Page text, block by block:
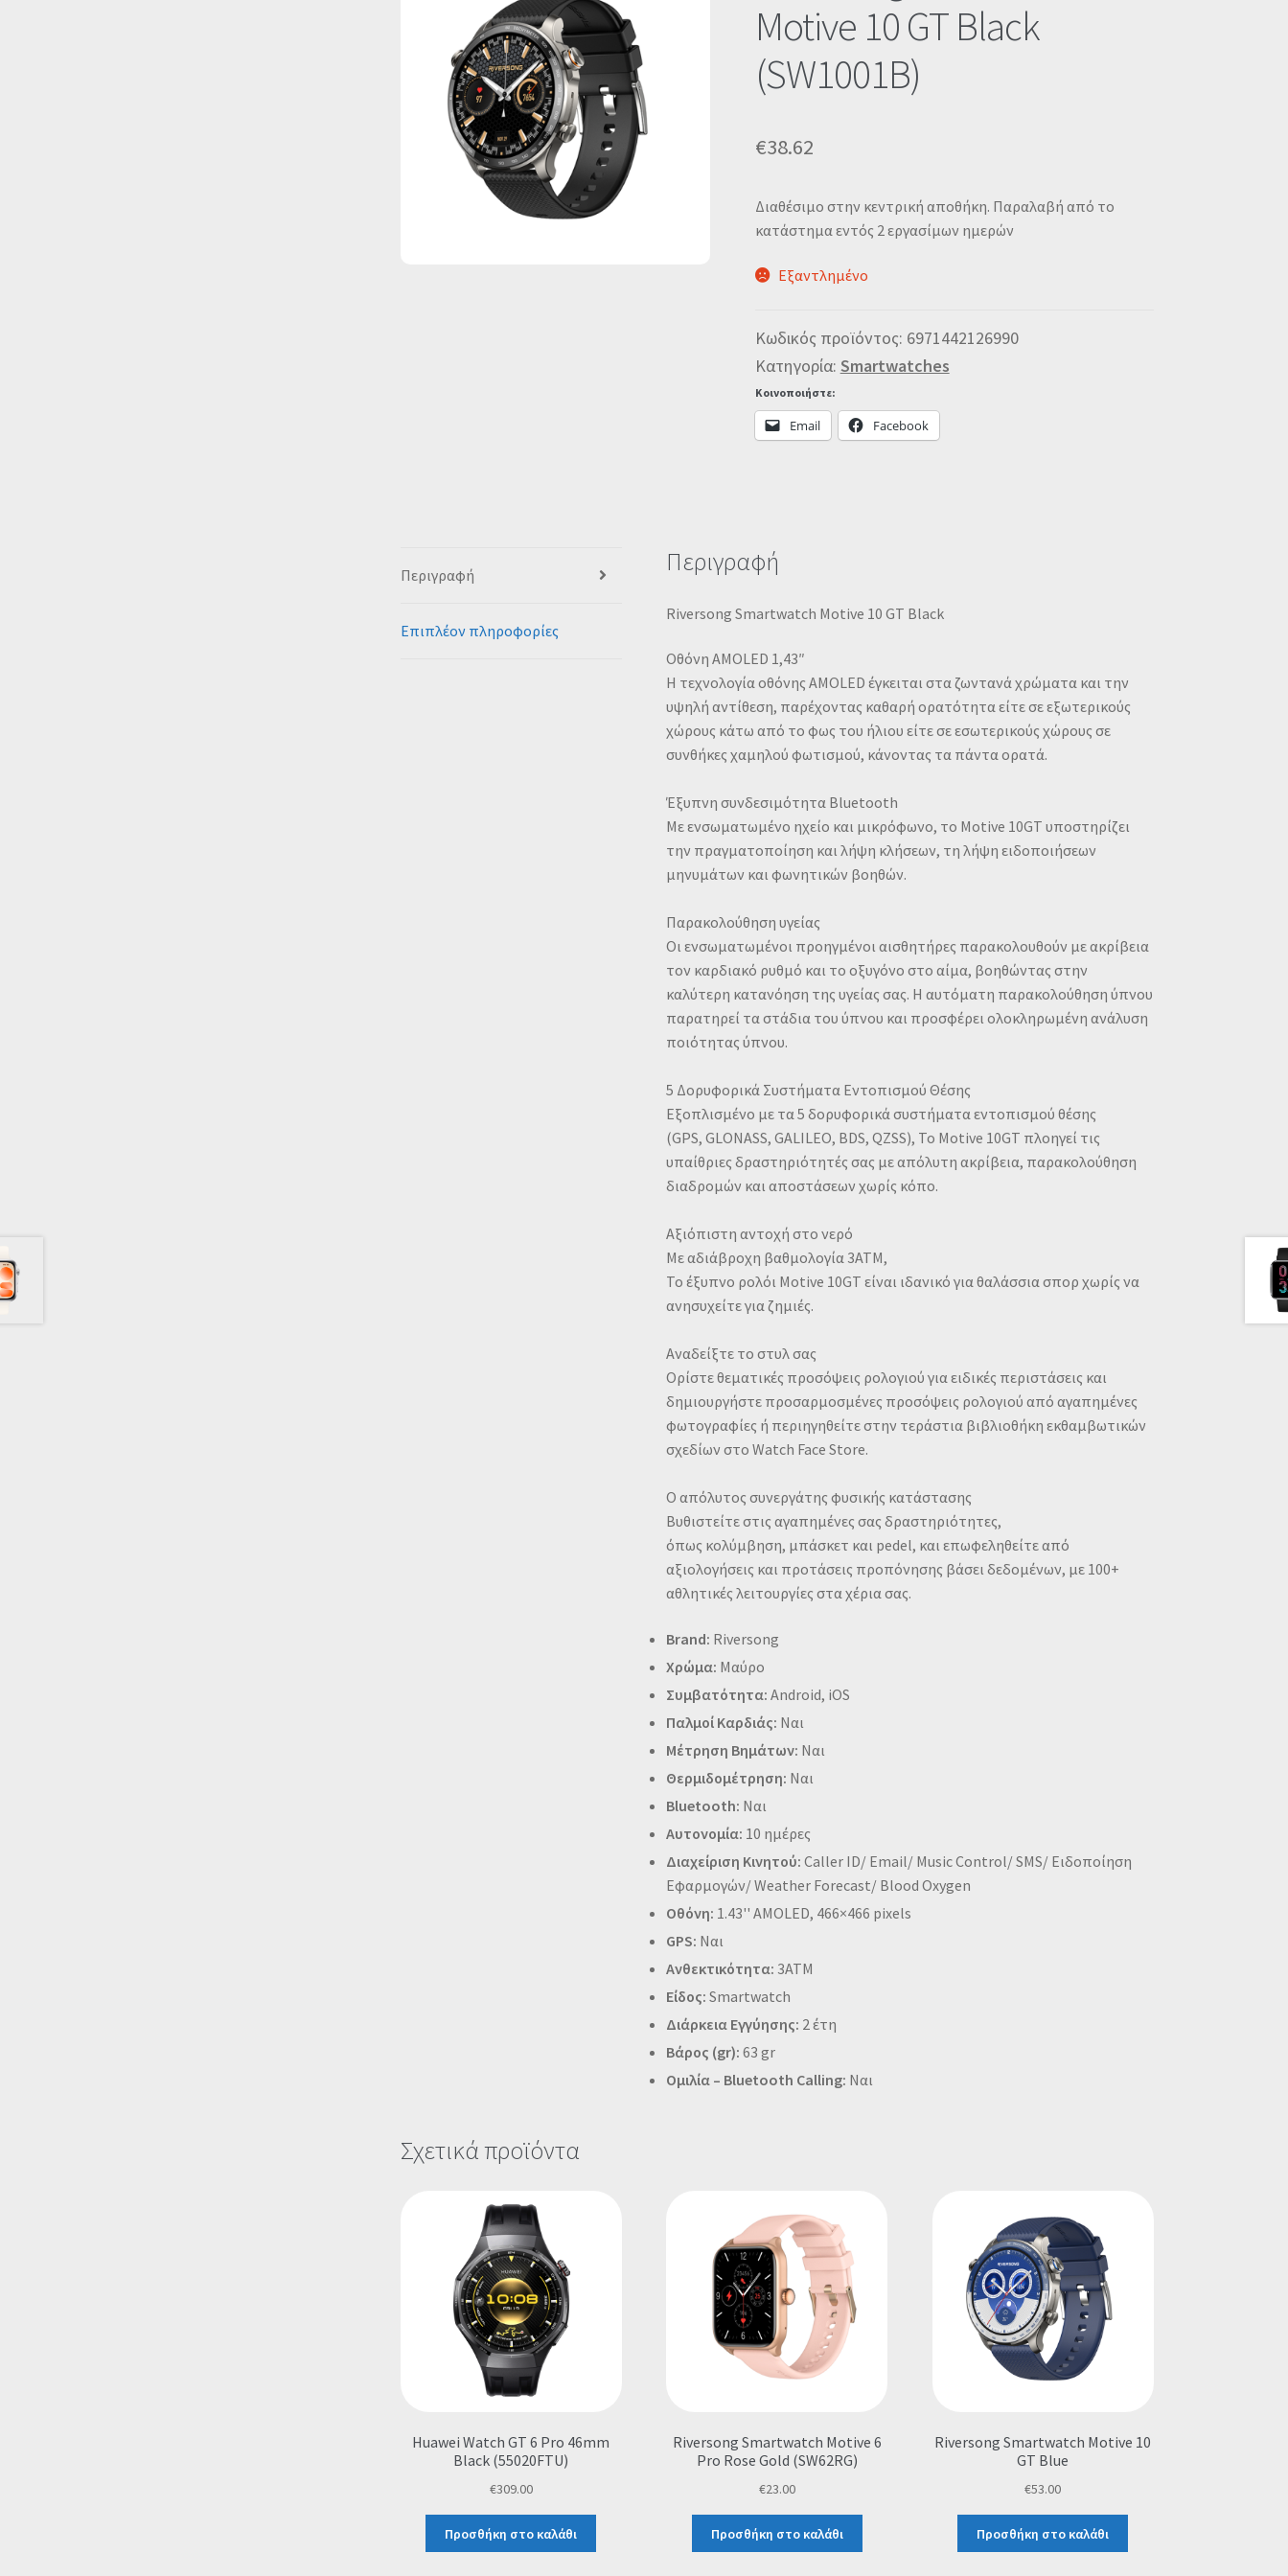
Motive 10 GT Black
(SW1001B)
€38.62
Διαθέσιμο στην κεντρική αποθήκη. Παραλαβή από το
κατάστημα εντός 2 εργασίμων ημερών
Εξαντλημένο
Κωδικός προϊόντος: 6971442126990
Κατηγορία: Smartwatches
Κοινοποιήστε:
Email Facebook
Περιγραφή
Επιπλέον πληροφορίες
Περιγραφή
Riversong Smartwatch Motive 10 GT Black
Οθόνη AMOLED 1,43″
Η τεχνολογία οθόνης AMOLED έγκειται στα ζωντανά χρώματα και την
υψηλή αντίθεση, παρέχοντας καθαρή ορατότητα είτε σε εξωτερικούς
χώρους κάτω από το φως του ήλιου είτε σε εσωτερικούς χώρους σε
συνθήκες χαμηλού φωτισμού, κάνοντας τα πάντα ορατά.
Έξυπνη συνδεσιμότητα Bluetooth
Με ενσωματωμένο ηχείο και μικρόφωνο, το Motive 10GT υποστηρίζει
την πραγματοποίηση και λήψη κλήσεων, τη λήψη ειδοποιήσεων
μηνυμάτων και φωνητικών βοηθών.
Παρακολούθηση υγείας
Οι ενσωματωμένοι προηγμένοι αισθητήρες παρακολουθούν με ακρίβεια
τον καρδιακό ρυθμό και το οξυγόνο στο αίμα, βοηθώντας στην
καλύτερη κατανόηση της υγείας σας. Η αυτόματη παρακολούθηση ύπνου
παρατηρεί τα στάδια του ύπνου και προσφέρει ολοκληρωμένη ανάλυση
ποιότητας ύπνου.
5 Δορυφορικά Συστήματα Εντοπισμού Θέσης
Εξοπλισμένο με τα 5 δορυφορικά συστήματα εντοπισμού θέσης
(GPS, GLONASS, GALILEO, BDS, QZSS), Το Motive 10GT πλοηγεί τις
υπαίθριες δραστηριότητές σας με απόλυτη ακρίβεια, παρακολούθηση
διαδρομών και αποστάσεων χωρίς κόπο.
Αξιόπιστη αντοχή στο νερό
Με αδιάβροχη βαθμολογία 3ATM,
Το έξυπνο ρολόι Motive 10GT είναι ιδανικό για θαλάσσια σπορ χωρίς να
ανησυχείτε για ζημιές.
Αναδείξτε το στυλ σας
Ορίστε θεματικές προσόψεις ρολογιού για ειδικές περιστάσεις και
δημιουργήστε προσαρμοσμένες προσόψεις ρολογιού από αγαπημένες
φωτογραφίες ή περιηγηθείτε στην τεράστια βιβλιοθήκη εκθαμβωτικών
σχεδίων στο Watch Face Store.
Ο απόλυτος συνεργάτης φυσικής κατάστασης
Βυθιστείτε στις αγαπημένες σας δραστηριότητες,
όπως κολύμβηση, μπάσκετ και pedel, και επωφεληθείτε από
αξιολογήσεις και προτάσεις προπόνησης βάσει δεδομένων, με 100+
αθλητικές λειτουργίες στα χέρια σας.
Brand: Riversong
Χρώμα: Μαύρο
Συμβατότητα: Android, iOS
Παλμοί Καρδιάς: Ναι
Μέτρηση Βημάτων: Ναι
Θερμιδομέτρηση: Ναι
Bluetooth: Ναι
Αυτονομία: 10 ημέρες
Διαχείριση Κινητού: Caller ID/ Email/ Music Control/ SMS/ Ειδοποίηση
Εφαρμογών/ Weather Forecast/ Blood Oxygen
Οθόνη: 1.43'' AMOLED, 466×466 pixels
GPS: Ναι
Ανθεκτικότητα: 3ATM
Είδος: Smartwatch
Διάρκεια Εγγύησης: 2 έτη
Βάρος (gr): 63 gr
Ομιλία – Bluetooth Calling: Ναι
Σχετικά προϊόντα
Huawei Watch GT 6 Pro 46mm
Black (55020FTU)
€309.00
Προσθήκη στο καλάθι
Riversong Smartwatch Motive 6
Pro Rose Gold (SW62RG)
€23.00
Προσθήκη στο καλάθι
Riversong Smartwatch Motive 10
GT Blue
€53.00
Προσθήκη στο καλάθι